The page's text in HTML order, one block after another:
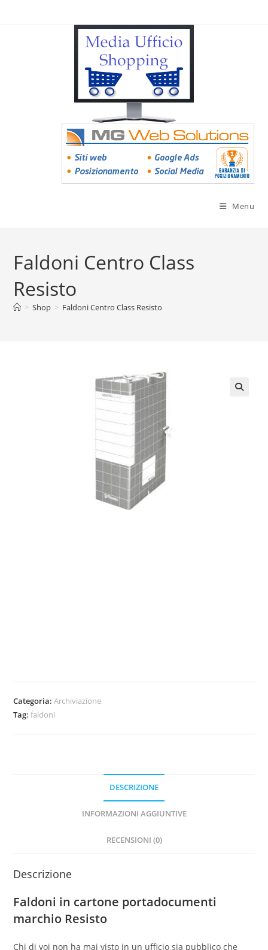
Menu
Faldoni Centro Class
Resisto
> Shop > Faldoni Centro Class Resisto
Categoria:Archiviazione
Tag:faldoni
DESCRIZIONE
INFORMAZIONI AGGIUNTIVE
RECENSIONI (0)
Descrizione
Faldoni in cartone portadocumenti
marchio Resisto
Chi di voi non ha mai visto in un ufficio sia pubblico che